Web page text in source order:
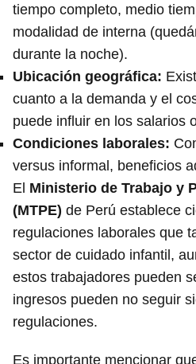
tiempo completo, medio
modalidad de interna
durante la noche).
Ubicación geográfica:
cuanto a la demanda y el
puede influir en los salarios
Condiciones laborales:
versus informal, beneficios
El Ministerio de Trabajo y
(MTPE) de Perú establece
regulaciones laborales que
sector de cuidado infantil,
estos trabajadores pueden
ingresos pueden no seguir
regulaciones.
Es importante mencionar